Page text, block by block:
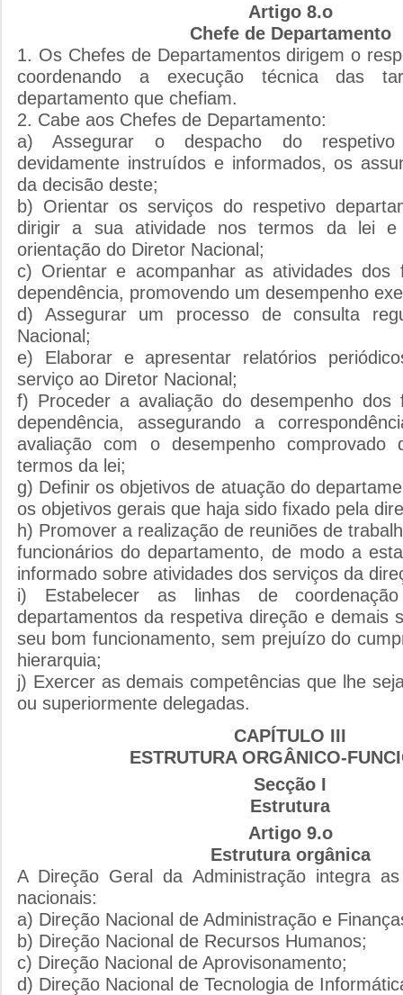
Artigo 8.o
Chefe de Departamento
1. Os Chefes de Departamentos dirigem o
coordenando a execução técnica das
departamento que chefiam.
2. Cabe aos Chefes de Departamento:
a) Assegurar o despacho do respetivo
devidamente instruídos e informados, os
da decisão deste;
b) Orientar os serviços do respetivo
dirigir a sua atividade nos termos da lei
orientação do Diretor Nacional;
c) Orientar e acompanhar as atividades dos
dependência, promovendo um desempenho
d) Assegurar um processo de consulta
Nacional;
e) Elaborar e apresentar relatórios
serviço ao Diretor Nacional;
f) Proceder a avaliação do desempenho dos
dependência, assegurando a
avaliação com o desempenho comprovado
termos da lei;
g) Definir os objetivos de atuação do
os objetivos gerais que haja sido fixado pela
h) Promover a realização de reuniões de
funcionários do departamento, de modo a
informado sobre atividades dos serviços da
i) Estabelecer as linhas de
departamentos da respetiva direção e demais
seu bom funcionamento, sem prejuízo do
hierarquia;
j) Exercer as demais competências que lhe
ou superiormente delegadas.
CAPÍTULO III
ESTRUTURA ORGÂNICO-
Secção I
Estrutura
Artigo 9.o
Estrutura orgânica
A Direção Geral da Administração integra
nacionais:
a) Direção Nacional de Administração e
b) Direção Nacional de Recursos Humanos;
c) Direção Nacional de Aprovisonamento;
d) Direção Nacional de Tecnologia de